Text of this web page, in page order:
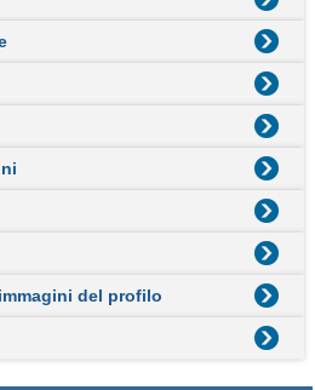
del profilo